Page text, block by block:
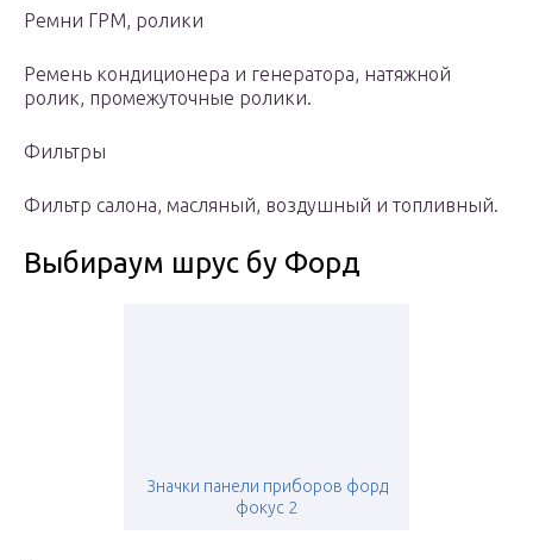
Ремни ГРМ, ролики
Ремень кондиционера и генератора, натяжной
ролик, промежуточные ролики.
Фильтры
Фильтр салона, масляный, воздушный и топливный.
Выбираум шрус бу Форд
Значки панели приборов форд
фокус 2